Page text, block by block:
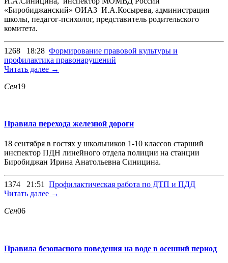
«Биробиджанский» ОИАЗ И.А.Косырева, администрация
школы, педагог-психолог, представитель родительского
комитета.
1268 18:28 Формирование правовой культуры и
профилактика правонарушений
Читать далее →
Сен19
Правила перехода железной дороги
18 сентября в гостях у школьников 1-10 классов старший
инспектор ПДН линейного отдела полиции на станции
Биробиджан Ирина Анатольевна Синицина.
1374 21:51 Профилактическая работа по ДТП и ПДД
Читать далее →
Сен06
Правила безопасного поведения на воде в осенний период